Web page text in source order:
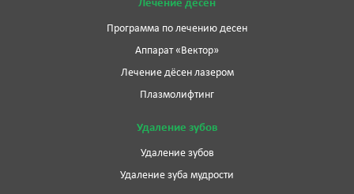
Лечение десен
Программа по лечению десен
Аппарат «Вектор»
Лечение дёсен лазером
Плазмолифтинг
Удаление зубов
Удаление зубов
Удаление зуба мудрости